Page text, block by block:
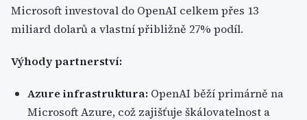
Microsoft investoval do OpenAI celkem přes 13
miliard dolarů a vlastní přibližně 27% podíl.
Výhody partnerství:
Azure infrastruktura: OpenAI běží primárně na
Microsoft Azure, což zajišťuje škálovatelnost a